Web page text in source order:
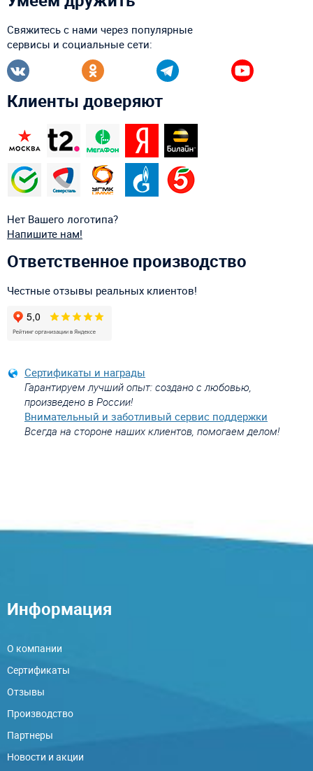
Свяжитесь с нами через популярные
сервисы и социальные сети:
Клиенты доверяют
Нет Вашего логотипа?
Напишите нам!
Ответственное производство
Честные отзывы реальных клиентов!
Сертификаты и награды
Гарантируем лучший опыт: создано с любовью,
произведено в России!
Внимательный и заботливый сервис поддержки
Всегда на стороне наших клиентов, помогаем делом!
Информация
О компании
Сертификаты
Отзывы
Производство
Партнеры
Новости и акции